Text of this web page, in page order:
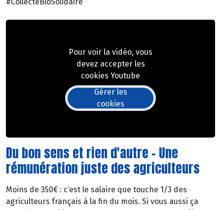
Pour voir la vidéo, vous
devez accepter les
cookies Youtube
Gérer les
cookies
Du bon sens et rien d'autre - Une
rémunération juste des agriculteurs
Moins de 350€ : c’est le salaire que touche 1/3 des
agriculteurs français à la fin du mois. Si vous aussi ça